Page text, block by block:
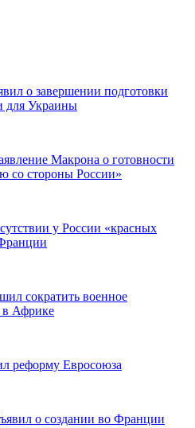
о завершении подготовки
для Украины
Макрона о готовности
со стороны России»
у России «красных
сократить военное
в Африке
реформу Евросоюза
о создании во Франции